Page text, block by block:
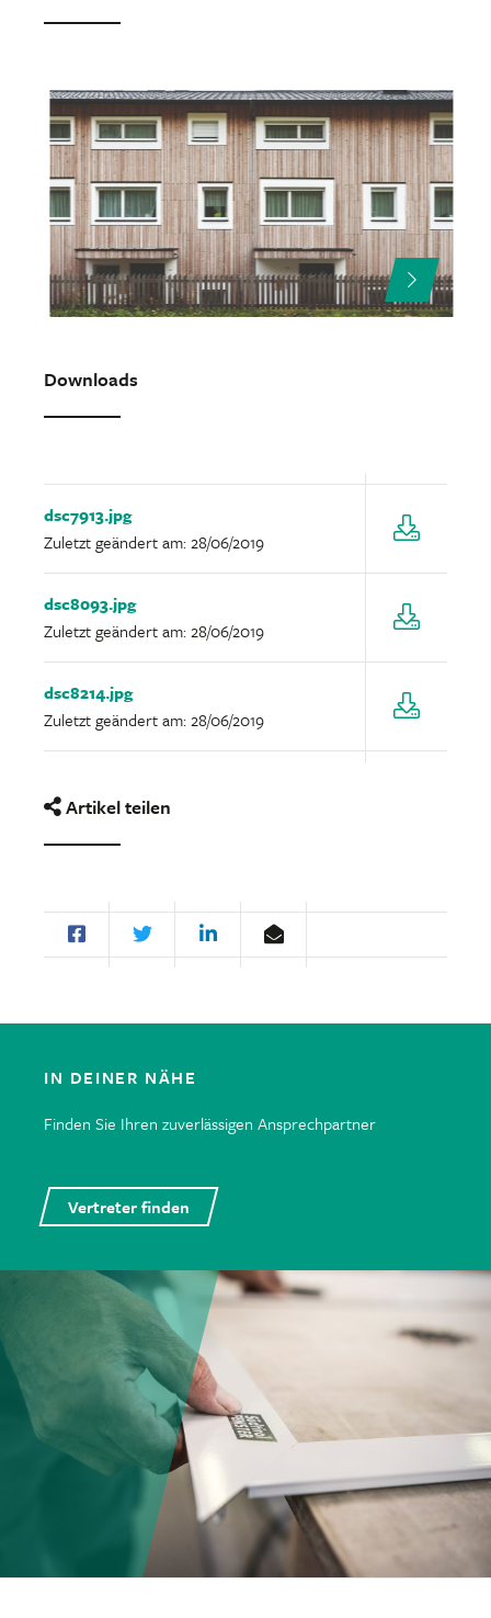
Downloads
dsc7913.jpg
Zuletzt geändert am: 28/06/2019
dsc8093.jpg
Zuletzt geändert am: 28/06/2019
dsc8214.jpg
Zuletzt geändert am: 28/06/2019
Artikel teilen
IN DEINER NÄHE
Finden Sie Ihren zuverlässigen Ansprechpartner
Vertreter finden